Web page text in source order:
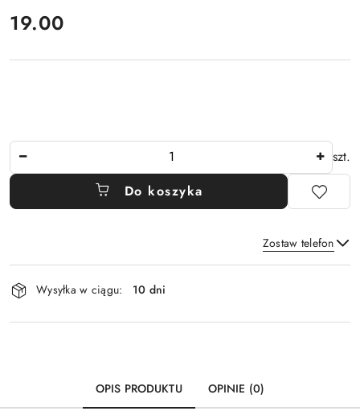
cena:
19.00
szt.
Do koszyka
Zostaw telefon
Dostępność
i
dostawa
Wysyłka w ciągu: 10 dni
OPIS PRODUKTU OPINIE (0)